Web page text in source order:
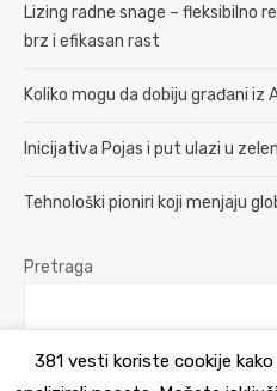
Lizing radne snage – fleksibilno
brz i efikasan rast
Koliko mogu da dobiju građani iz
Inicijativa Pojas i put ulazi u
Tehnološki pioniri koji menjaju
Pretraga
381 vesti koriste cookije